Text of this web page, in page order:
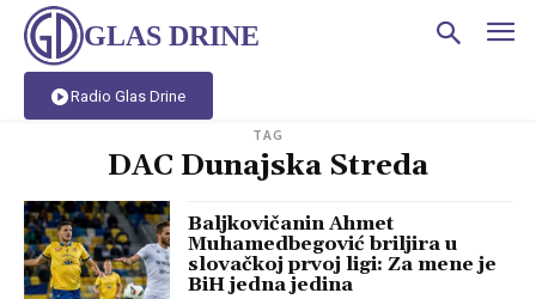
GLAS DRINE
Radio Glas Drine
TAG
DAC Dunajska Streda
Baljkovičanin Ahmet
Muhamedbegović briljira u
slovačkoj prvoj ligi: Za mene je
BiH jedna jedina